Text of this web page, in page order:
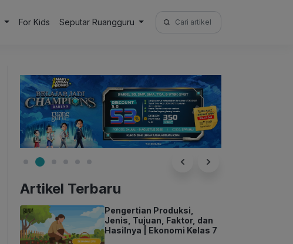
For Kids Seputar Ruangguru
Search
for:
Artikel Terbaru
Pengertian Produksi,
Jenis, Tujuan, Faktor, dan
Hasilnya | Ekonomi Kelas 7